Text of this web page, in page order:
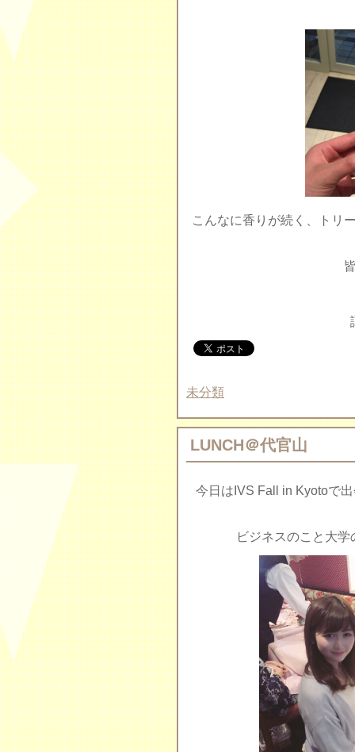
こんなに香りが続く、トリ
未分類
LUNCH＠代官山
今日はIVS Fall in Kyotoで
ビジネスのこと大